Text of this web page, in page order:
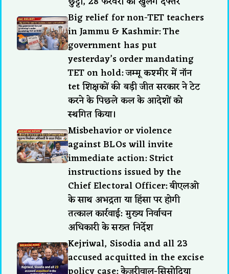
Big relief for non-TET teachers
in Jammu & Kashmir: The
government has put
yesterday’s order mandating
TET on hold: जम्मू कश्मीर में नॉन
tet शिक्षकों की बड़ी जीत सरकार ने टेट
करने के पिछले कल के आदेशों को
स्थगित किया।
Misbehavior or violence
against BLOs will invite
immediate action: Strict
instructions issued by the
Chief Electoral Officer: बीएलओ
के साथ अभद्रता या हिंसा पर होगी
तत्काल कार्रवाई: मुख्य निर्वाचन
अधिकारी के सख्त निर्देश
Kejriwal, Sisodia and all 23
accused acquitted in the excise